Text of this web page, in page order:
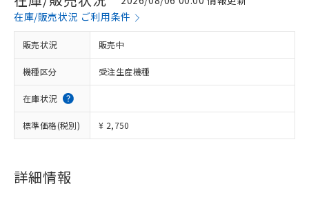
在庫/販売状況 ご利用条件
販売状況 販売中
機種区分 受注生産機種
在庫状況
標準価格(税別) ¥ 2,750
詳細情報